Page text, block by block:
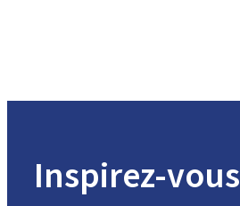
Inspirez-vous